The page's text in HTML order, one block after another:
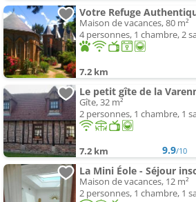
Votre Refuge
Maison de vacances, 80 m²
4 personnes, 1 chambre, 2
7.2 km
Le petit gîte de la
Gîte, 32 m²
2 personnes, 1 chambre, 1
7.2 km 9.9/10
Maison de vacances, 12 m²
2 personnes, 1 chambre, 1